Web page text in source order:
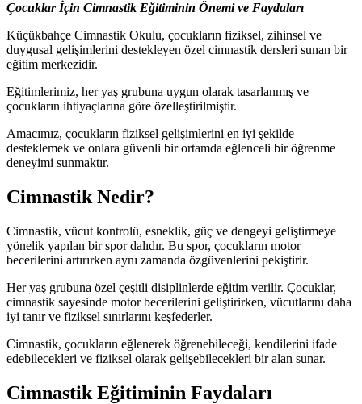
Çocuklar İçin Cimnastik Eğitiminin Önemi ve Faydaları
Küçükbahçe Cimnastik Okulu, çocukların fiziksel, zihinsel ve
duygusal gelişimlerini destekleyen özel cimnastik dersleri sunan bir
eğitim merkezidir.
Eğitimlerimiz, her yaş grubuna uygun olarak tasarlanmış ve
çocukların ihtiyaçlarına göre özelleştirilmiştir.
Amacımız, çocukların fiziksel gelişimlerini en iyi şekilde
desteklemek ve onlara güvenli bir ortamda eğlenceli bir öğrenme
deneyimi sunmaktır.
Cimnastik Nedir?
Cimnastik, vücut kontrolü, esneklik, güç ve dengeyi geliştirmeye
yönelik yapılan bir spor dalıdır. Bu spor, çocukların motor
becerilerini artırırken aynı zamanda özgüvenlerini pekiştirir.
Her yaş grubuna özel çeşitli disiplinlerde eğitim verilir. Çocuklar,
cimnastik sayesinde motor becerilerini geliştirirken, vücutlarını daha
iyi tanır ve fiziksel sınırlarını keşfederler.
Cimnastik, çocukların eğlenerek öğrenebileceği, kendilerini ifade
edebilecekleri ve fiziksel olarak gelişebilecekleri bir alan sunar.
Cimnastik Eğitiminin Faydaları